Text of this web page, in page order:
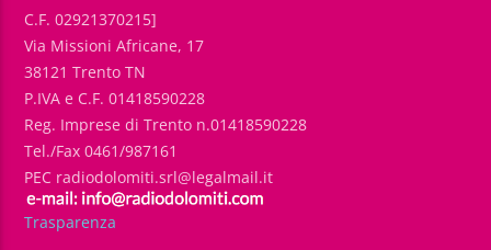
C.F. 02921370215]
Via Missioni Africane, 17
38121 Trento TN
P.IVA e C.F. 01418590228
Reg. Imprese di Trento n.01418590228
Tel./Fax 0461/987161
PEC radiodolomiti.srl@legalmail.it
Trasparenza